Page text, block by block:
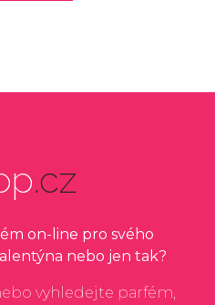
.cz
on-line pro svého
nebo jen tak?
vyhledejte parfém,